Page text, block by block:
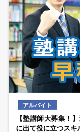
アルバイト
【塾講師大募集！
に出て役に立つスキ